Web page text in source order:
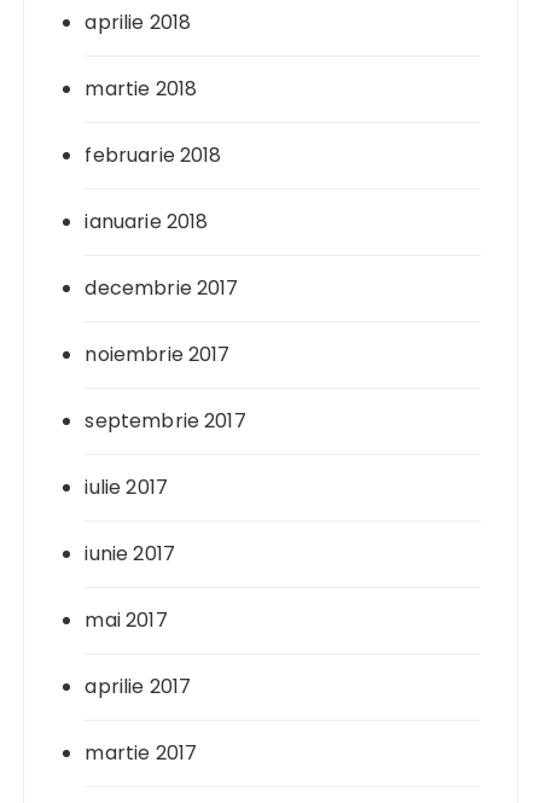
aprilie 2018
martie 2018
februarie 2018
ianuarie 2018
decembrie 2017
noiembrie 2017
septembrie 2017
iulie 2017
iunie 2017
mai 2017
aprilie 2017
martie 2017